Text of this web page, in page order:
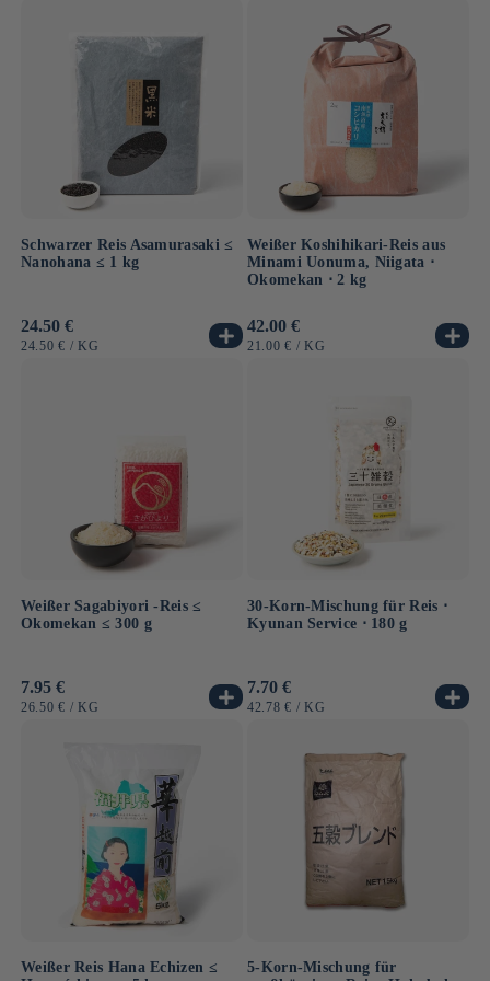
Schwarzer Reis Asamurasaki ≤
Nanohana ≤ 1 kg
Normaler
Preis
24.50 €
GRUNDPREIS
24.50 € / PRO
KG
Weißer Koshihikari-Reis aus
Minami Uonuma, Niigata ⋅
Okomekan ⋅ 2 kg
Normaler
Preis
42.00 €
GRUNDPREIS
21.00 € / PRO
KG
Weißer Sagabiyori -Reis ≤
Okomekan ≤ 300 g
Normaler
Preis
7.95 €
GRUNDPREIS
26.50 € / PRO
KG
30-Korn-Mischung für Reis ⋅
Kyunan Service ⋅ 180 g
Normaler
Preis
7.70 €
GRUNDPREIS
42.78 € / PRO
KG
Weißer Reis Hana Echizen ≤
5-Korn-Mischung für